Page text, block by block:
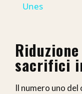
Unes
sacrifici
Il numero uno